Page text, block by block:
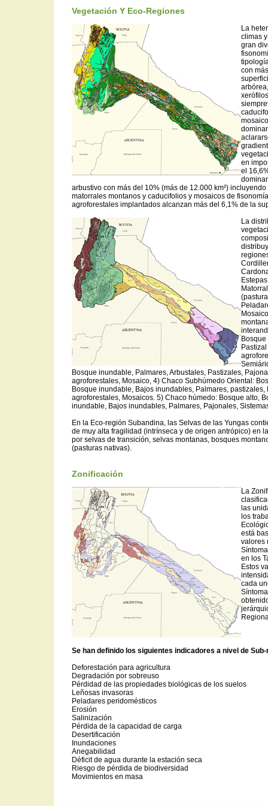
Vegetación Y Eco-Regiones
La
climas
gran
con
en
el
arbustivo con más del 10% (más de 12.000 km²)
matorrales montanos y caducifolios y mosaicos de
agroforestales implantados alcanzan más del 6,1% de la
La
Bosque inundable, Palmares, Arbustales, Pastizales,
agroforestales, Mosaico, 4) Chaco Subhúmedo Oriental:
Bosque inundable, Bajos inundables, Palmares, pastizales,
agroforestales, Mosaicos. 5) Chaco húmedo: Bosque alto,
inundable, Bajos inundables, Palmares, Pajonales,
En la Eco-región Subandina, las Selvas de las Yungas
de muy alta fragilidad (intrínseca y de origen antrópico) en
por selvas de transición, selvas montanas, bosques
(pasturas nativas).
Zonificación
La
las
los
está
valores
en los
Estos
cada
Se han definido los siguientes indicadores a nivel de
Deforestación para agricultura
Degradación por sobreuso
Pérdidad de las propiedades biológicas de los suelos
Leñosas invasoras
Peladares peridomésticos
Erosión
Salinización
Pérdida de la capacidad de carga
Desertificación
Inundaciones
Anegabilidad
Déficit de agua durante la estación seca
Riesgo de pérdida de biodiversidad
Movimientos en masa